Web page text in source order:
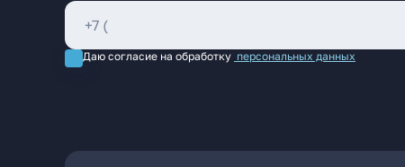
Даю согласие на обработку персональных данных